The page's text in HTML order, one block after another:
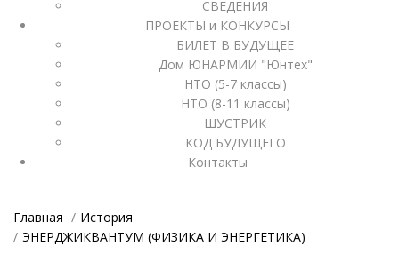
СВЕДЕНИЯ
ПРОЕКТЫ и КОНКУРСЫ
БИЛЕТ В БУДУЩЕЕ
Дом ЮНАРМИИ "Юнтех"
НТО (5-7 классы)
НТО (8-11 классы)
ШУСТРИК
КОД БУДУЩЕГО
Контакты
Главная
История
ЭНЕРДЖИКВАНТУМ (ФИЗИКА И ЭНЕРГЕТИКА)